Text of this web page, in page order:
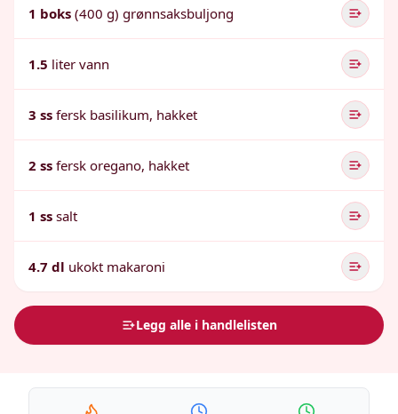
1 boks (400 g) grønnsaksbuljong
1.5 liter vann
3 ss fersk basilikum, hakket
2 ss fersk oregano, hakket
1 ss salt
4.7 dl ukokt makaroni
Legg alle i handlelisten